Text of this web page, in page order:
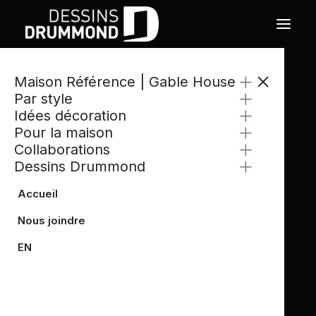
Maison Référence | Gable House
Par style
Idées décoration
Pour la maison
Collaborations
Dessins Drummond
Accueil
Nous joindre
EN